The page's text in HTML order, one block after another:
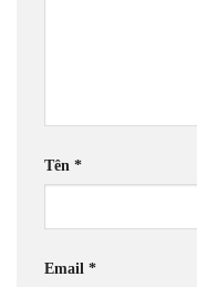
Tên *
Email *